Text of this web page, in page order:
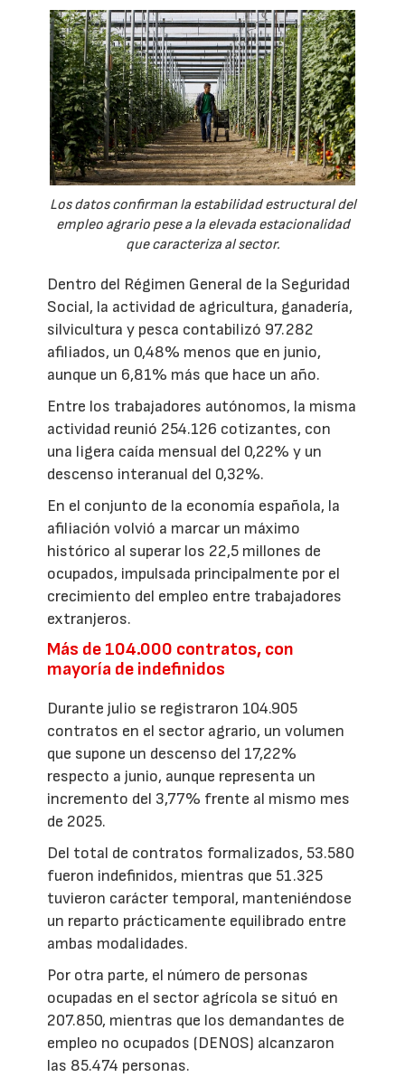
Los datos confirman la estabilidad estructural del
empleo agrario pese a la elevada estacionalidad
que caracteriza al sector.
Dentro del Régimen General de la Seguridad
Social, la actividad de agricultura, ganadería,
silvicultura y pesca contabilizó 97.282
afiliados, un 0,48% menos que en junio,
aunque un 6,81% más que hace un año.
Entre los trabajadores autónomos, la misma
actividad reunió 254.126 cotizantes, con
una ligera caída mensual del 0,22% y un
descenso interanual del 0,32%.
En el conjunto de la economía española, la
afiliación volvió a marcar un máximo
histórico al superar los 22,5 millones de
ocupados, impulsada principalmente por el
crecimiento del empleo entre trabajadores
extranjeros.
Más de 104.000 contratos, con
mayoría de indefinidos
Durante julio se registraron 104.905
contratos en el sector agrario, un volumen
que supone un descenso del 17,22%
respecto a junio, aunque representa un
incremento del 3,77% frente al mismo mes
de 2025.
Del total de contratos formalizados, 53.580
fueron indefinidos, mientras que 51.325
tuvieron carácter temporal, manteniéndose
un reparto prácticamente equilibrado entre
ambas modalidades.
Por otra parte, el número de personas
ocupadas en el sector agrícola se situó en
207.850, mientras que los demandantes de
empleo no ocupados (DENOS) alcanzaron
las 85.474 personas.